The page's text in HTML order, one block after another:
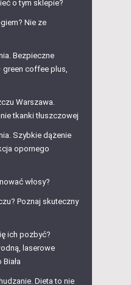
o tym sklepie?
Nie ze
Bezpieczne
green coffee plus,
Warszawa.
tkanki tłuszczowej
Szybkie dążenie
opornego
włosy?
Poznaj skuteczny
ich pozbyć?
laserowe
Dieta to nie